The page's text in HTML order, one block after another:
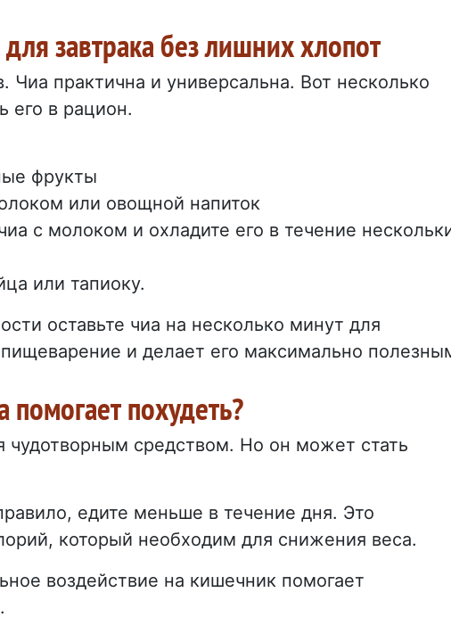
завтрака без лишних хлопот
практична и универсальна. Вот несколько
его в рацион.
фрукты
или овощной напиток
с молоком и охладите его в течение
или тапиоку.
оставьте чиа на несколько минут для
и делает его максимально
помогает похудеть?
чудотворным средством. Но он может стать
едите меньше в течение дня. Это
который необходим для снижения веса.
воздействие на кишечник помогает